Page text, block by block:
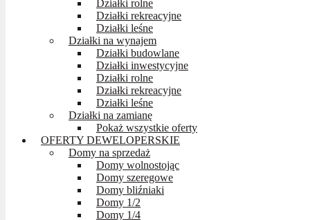
Działki rolne
Działki rekreacyjne
Działki leśne
Działki na wynajem
Działki budowlane
Działki inwestycyjne
Działki rolne
Działki rekreacyjne
Działki leśne
Działki na zamianę
Pokaż wszystkie oferty
OFERTY DEWELOPERSKIE
Domy na sprzedaż
Domy wolnostojąc
Domy szeregowe
Domy bliźniaki
Domy 1/2
Domy 1/4